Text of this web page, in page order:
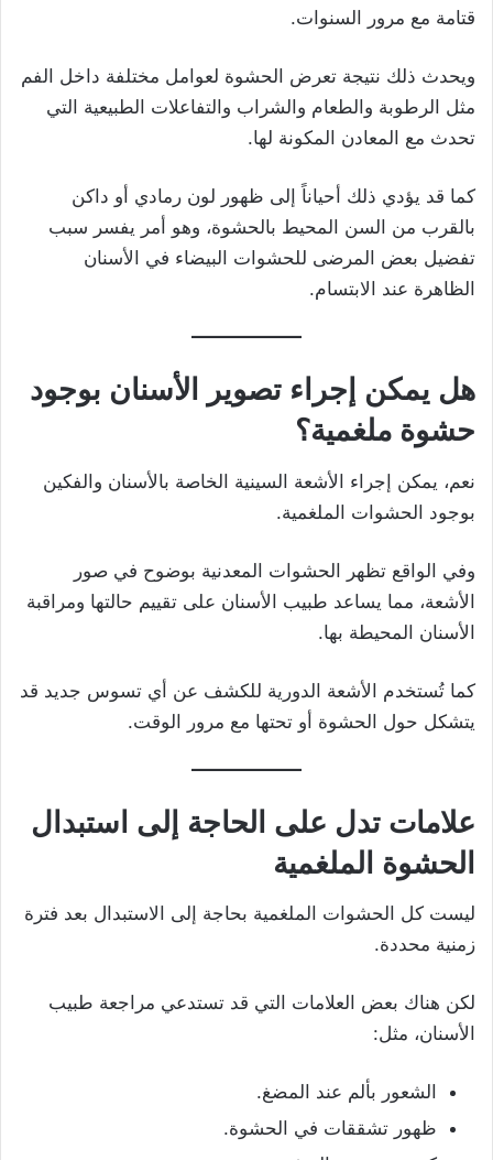
قتامة مع مرور السنوات.
ويحدث ذلك نتيجة تعرض الحشوة لعوامل مختلفة داخل الفم
مثل الرطوبة والطعام والشراب والتفاعلات الطبيعية التي
تحدث مع المعادن المكونة لها.
كما قد يؤدي ذلك أحياناً إلى ظهور لون رمادي أو داكن
بالقرب من السن المحيط بالحشوة، وهو أمر يفسر سبب
تفضيل بعض المرضى للحشوات البيضاء في الأسنان
الظاهرة عند الابتسام.
هل يمكن إجراء تصوير الأسنان بوجود
حشوة ملغمية؟
نعم، يمكن إجراء الأشعة السينية الخاصة بالأسنان والفكين
بوجود الحشوات الملغمية.
وفي الواقع تظهر الحشوات المعدنية بوضوح في صور
الأشعة، مما يساعد طبيب الأسنان على تقييم حالتها ومراقبة
الأسنان المحيطة بها.
كما تُستخدم الأشعة الدورية للكشف عن أي تسوس جديد قد
يتشكل حول الحشوة أو تحتها مع مرور الوقت.
علامات تدل على الحاجة إلى استبدال
الحشوة الملغمية
ليست كل الحشوات الملغمية بحاجة إلى الاستبدال بعد فترة
زمنية محددة.
لكن هناك بعض العلامات التي قد تستدعي مراجعة طبيب
الأسنان، مثل:
الشعور بألم عند المضغ.
ظهور تشققات في الحشوة.